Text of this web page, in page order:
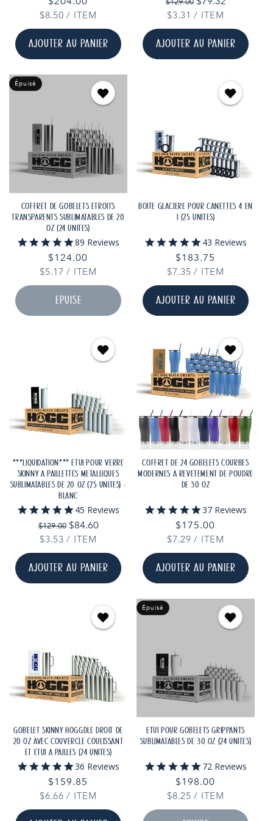
rating
habituel
PRIX
$8.50 / PAR
ITEM
AJOUTER AU PANIER
rating
habituelpromotionnel
PRIX
$3.31 / PAR
ITEM
AJOUTER AU PANIER
Épuisé
COFFRET DE GOBELETS ÉTROITS
TRANSPARENTS SUBLIMATABLES DE 20
OZ (24 UNITÉS)
4.9
star
rating
89 Reviews
Prix
habituel
$124.00
PRIX
$5.17 / PAR
ITEM
ÉPUISÉ
BOÎTE GLACIÈRE POUR CANETTES 4 EN
1 (25 UNITÉS)
4.9
star
rating
43 Reviews
Prix
habituel
$183.75
PRIX
$7.35 / PAR
ITEM
AJOUTER AU PANIER
***LIQUIDATION*** ÉTUI POUR VERRE
SKINNY À PAILLETTES MÉTALLIQUES
SUBLIMATABLES DE 20 OZ (25 UNITÉS) -
BLANC
5.0
star
rating
45 Reviews
Prix
habituel
$129.00 Prix
promotionnel
$84.60
PRIX
$3.53 / PAR
ITEM
AJOUTER AU PANIER
COFFRET DE 24 GOBELETS COURBES
MODERNES À REVÊTEMENT DE POUDRE
DE 30 OZ
4.8
star
rating
37 Reviews
Prix
habituel
$175.00
PRIX
$7.29 / PAR
ITEM
AJOUTER AU PANIER
GOBELET SKINNY HOGGDLE DROIT DE
20 OZ AVEC COUVERCLE COULISSANT
ET ÉTUI À PAILLES (24 UNITÉS)
4.8
star
rating
36 Reviews
Prix
habituel
$159.85
PRIX
$6.66 / PAR
ITEM
Épuisé
ÉTUI POUR GOBELETS GRIPPANTS
SUBLIMATABLES DE 30 OZ (24 UNITÉS)
4.9
star
rating
72 Reviews
Prix
habituel
$198.00
PRIX
$8.25 / PAR
ITEM